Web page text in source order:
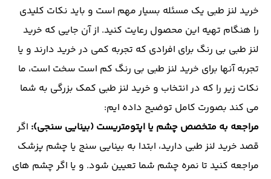
خرید لنز طبی یک مسئله بسیار مهم است و باید نکات کلیدی
را هنگام تهیه این محصول رعایت کنید. از آن جایی که خرید
لنز طبی بی رنگ برای افرادی که تجربه کمی در خرید دارند و یا
تجربه آنها برای خرید لنز طبی بی رنگ کم است سخت است، ما
نکات زیر را که در انتخاب و خرید لنز طبی کمک بزرگی به شما
می کند بصورت کامل توضیح داده ایم:
مراجعه به متخصص چشم یا اپتومتریست (بینایی سنجی): اگر
قصد خرید لنز طبی دارید، ابتدا به بینایی سنج یا چشم پزشک
مراجعه کنید تا نمره چشم شما تعیین شود. و یا اگر چشم های